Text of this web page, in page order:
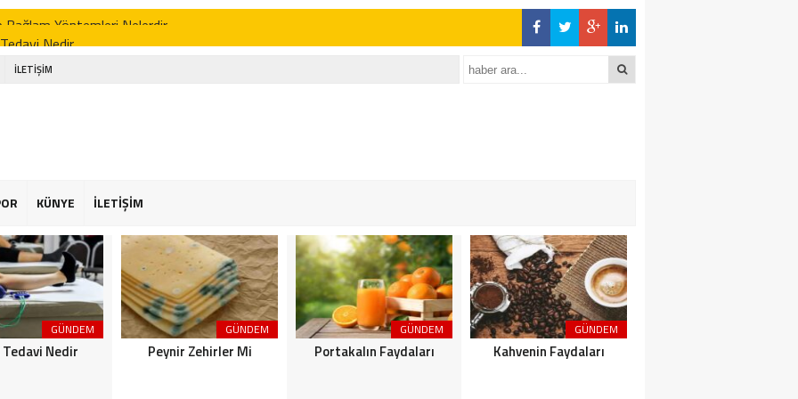
Nedir
Zehirler Mi
Faydaları
Şekeriniz Olabilir! İnteraktif Öğren
Osimhen Kimdir
İLETİŞİM
KÜNYE İLETİŞİM
GÜNDEM
Nedir
GÜNDEM
Peynir Zehirler Mi
GÜNDEM
Portakalın Faydaları
GÜNDEM
Kahvenin Faydaları